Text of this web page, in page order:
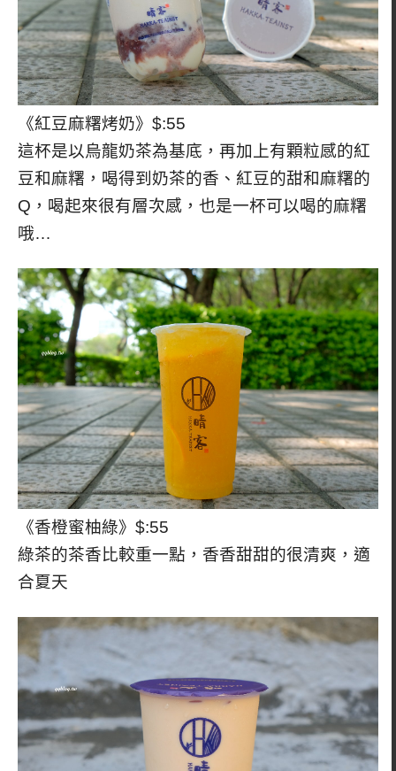
《紅豆麻糬烤奶》$:55
這杯是以烏龍奶茶為基底，再加上有顆粒感的紅
豆和麻糬，喝得到奶茶的香、紅豆的甜和麻糬的
Q，喝起來很有層次感，也是一杯可以喝的麻糬
哦…
《香橙蜜柚綠》$:55
綠茶的茶香比較重一點，香香甜甜的很清爽，適
合夏天